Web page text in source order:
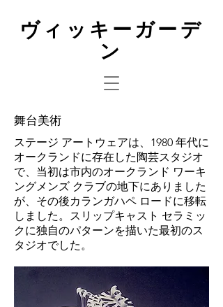
ヴィッキーガーデ
ン
舞台美術
ステージ アートウェアは、1980 年代に
オークランドに存在した陶芸スタジオ
で、当初は市内のオークランド ワーキ
ングメンズ クラブの地下にありました
が、その後カランガハペ ロードに移転
しました。スリップキャスト セラミッ
クに独自のパターンを描いた最初のス
タジオでした。